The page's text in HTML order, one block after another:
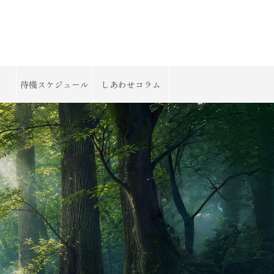
待機スケジュール しあわせコラム